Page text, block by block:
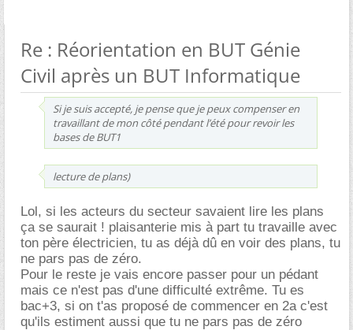
Re : Réorientation en BUT Génie
Civil après un BUT Informatique
Si je suis accepté, je pense que je peux compenser en
travaillant de mon côté pendant l’été pour revoir les
bases de BUT1
lecture de plans)
Lol, si les acteurs du secteur savaient lire les plans
ça se saurait ! plaisanterie mis à part tu travaille avec
ton père électricien, tu as déjà dû en voir des plans, tu
ne pars pas de zéro.
Pour le reste je vais encore passer pour un pédant
mais ce n'est pas d'une difficulté extrême. Tu es
bac+3, si on t'as proposé de commencer en 2a c'est
qu'ils estiment aussi que tu ne pars pas de zéro